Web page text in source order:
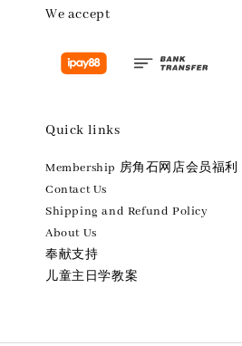
We accept
Quick links
Membership 房角石网店会员福利
Contact Us
Shipping and Refund Policy
About Us
奉献支持
儿童主日学教案